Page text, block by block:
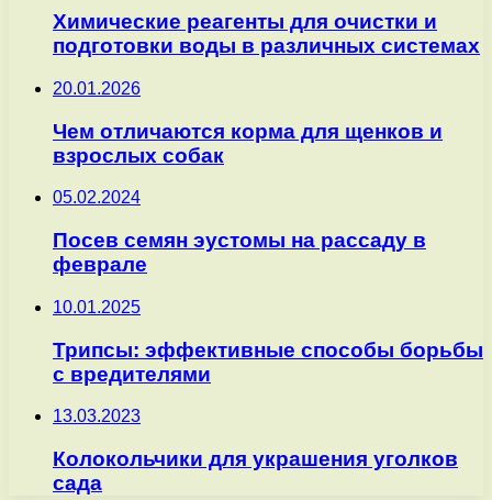
Химические реагенты для очистки и
подготовки воды в различных системах
20.01.2026
Чем отличаются корма для щенков и
взрослых собак
05.02.2024
Посев семян эустомы на рассаду в
феврале
10.01.2025
Трипсы: эффективные способы борьбы
с вредителями
13.03.2023
Колокольчики для украшения уголков
сада